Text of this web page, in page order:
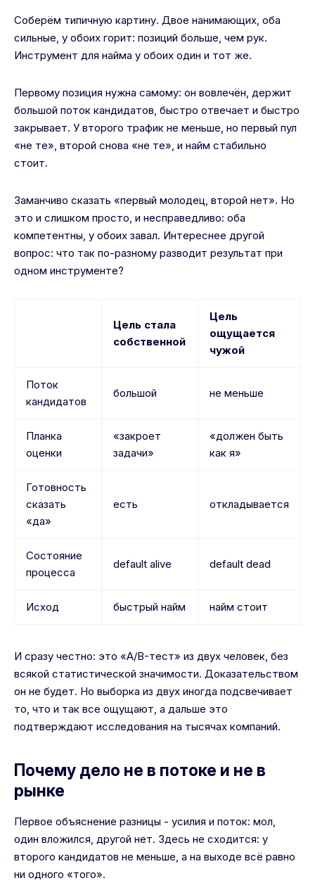
Соберём типичную картину. Двое нанимающих, оба
сильные, у обоих горит: позиций больше, чем рук.
Инструмент для найма у обоих один и тот же.
Первому позиция нужна самому: он вовлечён, держит
большой поток кандидатов, быстро отвечает и быстро
закрывает. У второго трафик не меньше, но первый пул
«не те», второй снова «не те», и найм стабильно
стоит.
Заманчиво сказать «первый молодец, второй нет». Но
это и слишком просто, и несправедливо: оба
компетентны, у обоих завал. Интереснее другой
вопрос: что так по-разному разводит результат при
одном инструменте?
Цель стала
собственной
Цель
ощущается
чужой
Поток
кандидатов
большой не меньше
Планка
оценки
«закроет
задачи»
«должен быть
как я»
Готовность
сказать
«да»
есть откладывается
Состояние
процесса
default alive default dead
Исход быстрый найм найм стоит
И сразу честно: это «A/B-тест» из двух человек, без
всякой статистической значимости. Доказательством
он не будет. Но выборка из двух иногда подсвечивает
то, что и так все ощущают, а дальше это
подтверждают исследования на тысячах компаний.
Почему дело не в потоке и не в
рынке
Первое объяснение разницы - усилия и поток: мол,
один вложился, другой нет. Здесь не сходится: у
второго кандидатов не меньше, а на выходе всё равно
ни одного «того».